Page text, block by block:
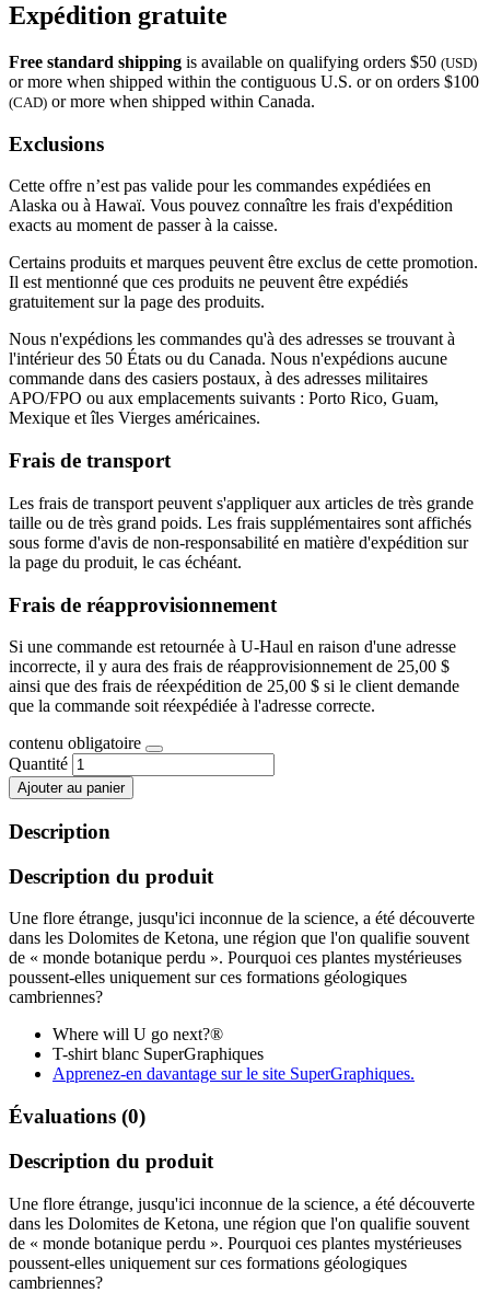
Expédition gratuite
Free standard shipping is available on qualifying orders $50 (USD)
or more when shipped within the contiguous U.S. or on orders $100
(CAD) or more when shipped within Canada.
Exclusions
Cette offre n’est pas valide pour les commandes expédiées en
Alaska ou à Hawaï. Vous pouvez connaître les frais d'expédition
exacts au moment de passer à la caisse.
Certains produits et marques peuvent être exclus de cette promotion.
Il est mentionné que ces produits ne peuvent être expédiés
gratuitement sur la page des produits.
Nous n'expédions les commandes qu'à des adresses se trouvant à
l'intérieur des 50 États ou du Canada. Nous n'expédions aucune
commande dans des casiers postaux, à des adresses militaires
APO/FPO ou aux emplacements suivants : Porto Rico, Guam,
Mexique et îles Vierges américaines.
Frais de transport
Les frais de transport peuvent s'appliquer aux articles de très grande
taille ou de très grand poids. Les frais supplémentaires sont affichés
sous forme d'avis de non-responsabilité en matière d'expédition sur
la page du produit, le cas échéant.
Frais de réapprovisionnement
Si une commande est retournée à U-Haul en raison d'une adresse
incorrecte, il y aura des frais de réapprovisionnement de 25,00 $
ainsi que des frais de réexpédition de 25,00 $ si le client demande
que la commande soit réexpédiée à l'adresse correcte.
contenu obligatoire
Quantité
Ajouter au panier
Description
Description du produit
Une flore étrange, jusqu'ici inconnue de la science, a été découverte
dans les Dolomites de Ketona, une région que l'on qualifie souvent
de « monde botanique perdu ». Pourquoi ces plantes mystérieuses
poussent-elles uniquement sur ces formations géologiques
cambriennes?
Where will U go next?®
T-shirt blanc SuperGraphiques
Apprenez-en davantage sur le site SuperGraphiques.
Évaluations (0)
Description du produit
Une flore étrange, jusqu'ici inconnue de la science, a été découverte
dans les Dolomites de Ketona, une région que l'on qualifie souvent
de « monde botanique perdu ». Pourquoi ces plantes mystérieuses
poussent-elles uniquement sur ces formations géologiques
cambriennes?